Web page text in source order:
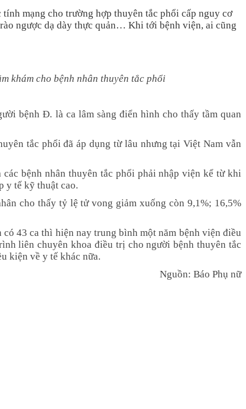
mạng cho trường hợp thuyên tắc phổi cấp nguy cơ
ngược dạ dày thực quản… Khi tới bệnh viện, ai cũng
khám cho bệnh nhân thuyên tắc phổi
bệnh Đ. là ca lâm sàng điển hình cho thấy tầm quan
tắc phổi đã áp dụng từ lâu nhưng tại Việt Nam vẫn
bệnh nhân thuyên tắc phổi phải nhập viện kể từ khi
y tế kỹ thuật cao.
cho thấy tỷ lệ tử vong giảm xuống còn 9,1%; 16,5%
43 ca thì hiện nay trung bình một năm bệnh viện điều
liên chuyên khoa điều trị cho người bệnh thuyên tắc
kiện về y tế khác nữa.
Nguồn: Báo Phụ nữ